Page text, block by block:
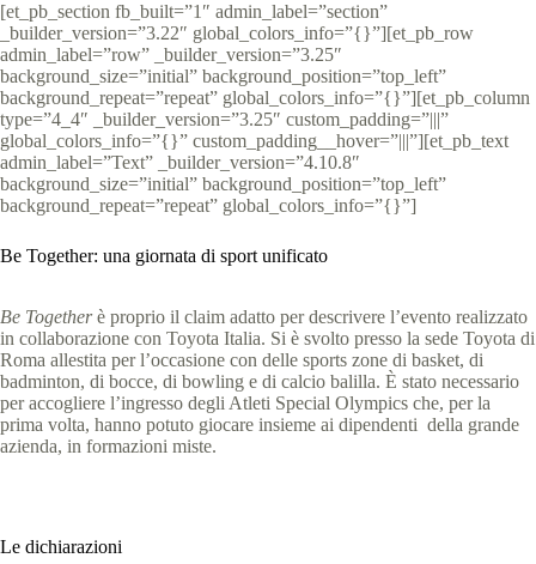
[et_pb_section fb_built=”1″ admin_label=”section”
_builder_version=”3.22″ global_colors_info=”{}”][et_pb_row
admin_label=”row” _builder_version=”3.25″
background_size=”initial” background_position=”top_left”
background_repeat=”repeat” global_colors_info=”{}”][et_pb_column
type=”4_4″ _builder_version=”3.25″ custom_padding=”|||”
global_colors_info=”{}” custom_padding__hover=”|||”][et_pb_text
admin_label=”Text” _builder_version=”4.10.8″
background_size=”initial” background_position=”top_left”
background_repeat=”repeat” global_colors_info=”{}”]
Be Together: una giornata di sport unificato
Be Togetherè proprio il claim adatto per descrivere l’evento realizzato
in collaborazione con Toyota Italia. Si è svolto presso la sede Toyota di
Roma allestita per l’occasione con delle sports zone di basket, di
badminton, di bocce, di bowling e di calcio balilla. È stato necessario
per accogliere l’ingresso degli Atleti Special Olympics che, per la
prima volta, hanno potuto giocare insieme ai dipendenti della grande
azienda, in formazioni miste.
Le dichiarazioni